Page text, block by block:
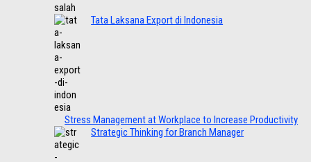
Tata Laksana Export di Indonesia
Stress Management at Workplace to Increase Productivity
Strategic Thinking for Branch Manager